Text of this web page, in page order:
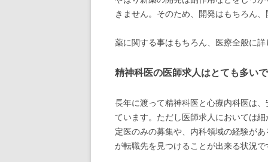
きません。そのため、開発はもちろん
薬に関する事はもちろん、医療全般に詳
精神科医の医師求人はとても多い
長年に渡って精神科医と心療内科医は
ています。ただし医師求人においては
定医のみの募集や、内科領域の経験が
が転職先を見つけることが出来る状況で